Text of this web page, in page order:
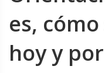
es,
hoy y